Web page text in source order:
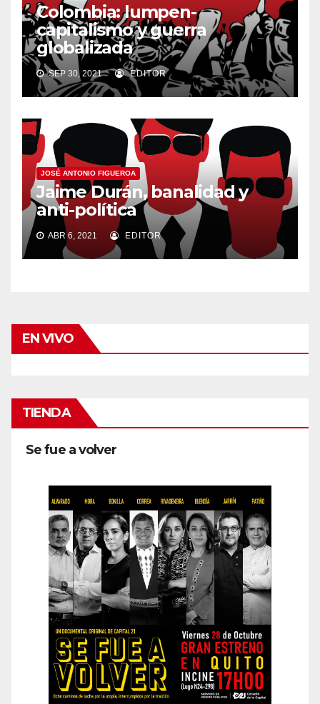
Colombia: lumpen-
capitalismo y guerra
globalizada
SEP 30, 2021 EDITOR
JOSÉ ANTONIO FIGUEROA
Jaime Durán, banalidad y
anti-política
ABR 6, 2021 EDITOR
EN VIVO
TIENDA
Se fue a volver